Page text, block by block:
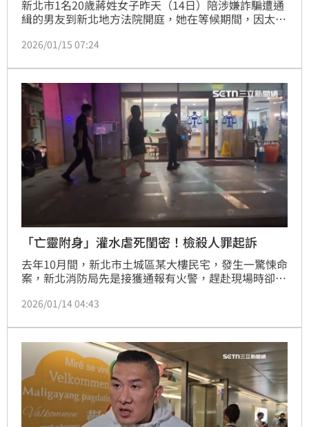
新北市1名20歲蔣姓女子昨天（14日）陪涉嫌詐騙遭通
緝的男友到新北地方法院開庭，她在等候期間，因太無
酒精助燃，竟引發火警，隨即被獲報的警方依現行犯逮
送新北檢複訊被聲押，稍早前法官裁定2萬元交保、限
制住居。
2026/01/15 07:24
「亡靈附身」灌水虐死閨密！檢殺人罪起訴
去年10月間，新北市土城區某大樓民宅，發生一驚悚命
案，新北消防局先是接獲通報有火警，趕赴現場時卻未
裹無生命跡象，當時也在現場的友人陸姓女子，則聲稱
又催吐等，再將濕棉被覆蓋口鼻，最終導致馬女身亡。
事發後陸女否認犯案，新北檢偵結，14日依殺人罪嫌起
訴陸女，案件將由國民法官審理。
2026/01/14 04:43